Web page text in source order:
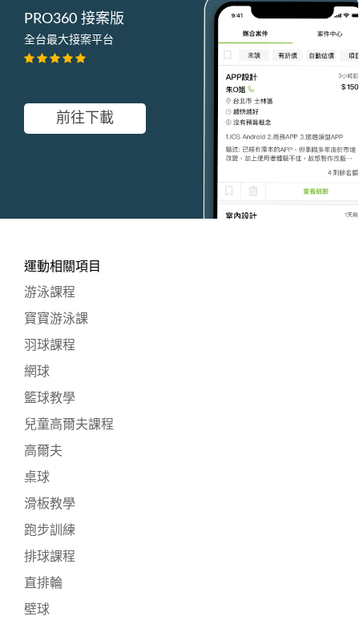
PRO360 接案版
全台最大接案平台
前往下載
運動相關項目
游泳課程
寶寶游泳課
羽球課程
網球
籃球教學
兒童高爾夫課程
高爾夫
桌球
滑板教學
跑步訓練
排球課程
直排輪
壁球